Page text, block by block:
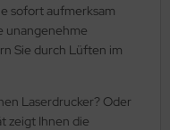
sofort aufmerksam
unangenehme
Sie durch Lüften im
Laserdrucker? Oder
zeigt Ihnen die